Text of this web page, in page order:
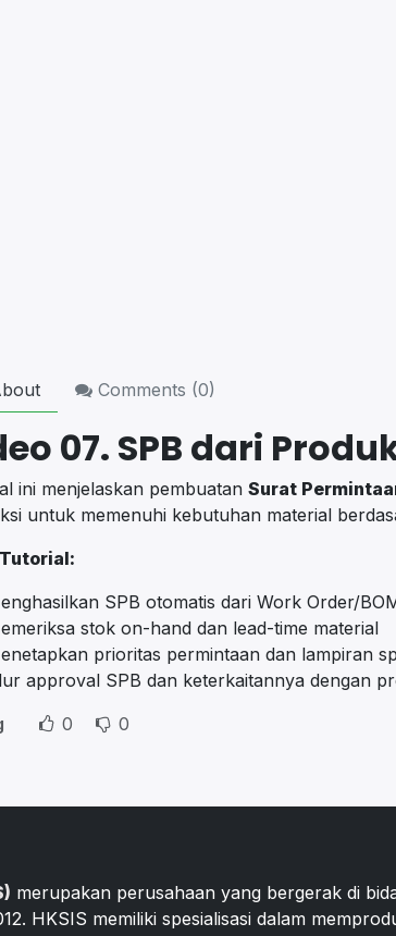
Comments (0)
07. SPB dari
ini menjelaskan pembuatan Surat
untuk memenuhi kebutuhan material
SPB otomatis dari Work Order/
stok on-hand dan lead-time material
prioritas permintaan dan lampiran
approval SPB dan keterkaitannya dengan
0 0
merupakan perusahaan yang bergerak di
HKSIS memiliki spesialisasi dalam